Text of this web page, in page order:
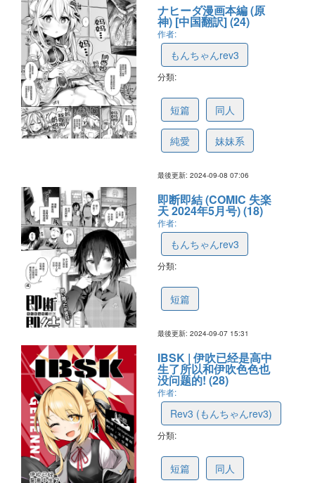
ナヒーダ漫画本編 (原
神) [中国翻訳] (24)
作者:
もんちゃんrev3
分類:
短篇 同人
純愛 妹妹系
最後更新: 2024-09-08 07:06
即断即結 (COMIC 失楽
天 2024年5月号) (18)
作者:
もんちゃんrev3
分類:
短篇
最後更新: 2024-09-07 15:31
IBSK | 伊吹已经是高中
生了所以和伊吹色色也
没问题的! (28)
作者:
Rev3 (もんちゃんrev3)
分類:
短篇 同人